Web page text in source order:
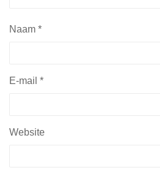
Naam *
E-mail *
Website